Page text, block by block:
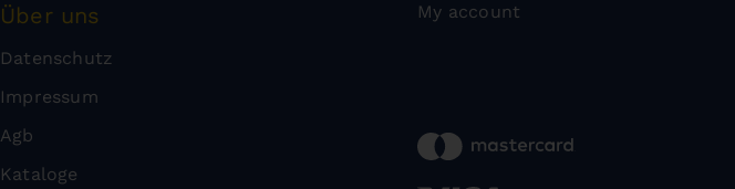
Über uns
Datenschutz
Impressum
Agb
Kataloge
My account